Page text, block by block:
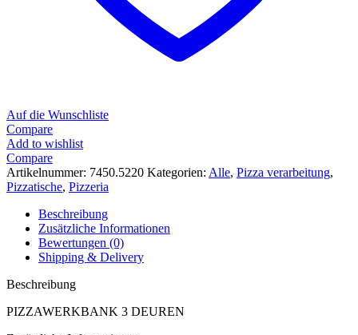
Auf die Wunschliste
Compare
Add to wishlist
Compare
Artikelnummer: 7450.5220 Kategorien: Alle, Pizza verarbeitung,
Pizzatische, Pizzeria
Beschreibung
Zusätzliche Informationen
Bewertungen (0)
Shipping & Delivery
Beschreibung
PIZZAWERKBANK 3 DEUREN